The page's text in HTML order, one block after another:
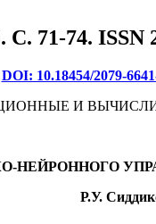
71-74. ISSN
DOI: 10.18454/2079-
И
НЕЙРОННОГО
Р.У.